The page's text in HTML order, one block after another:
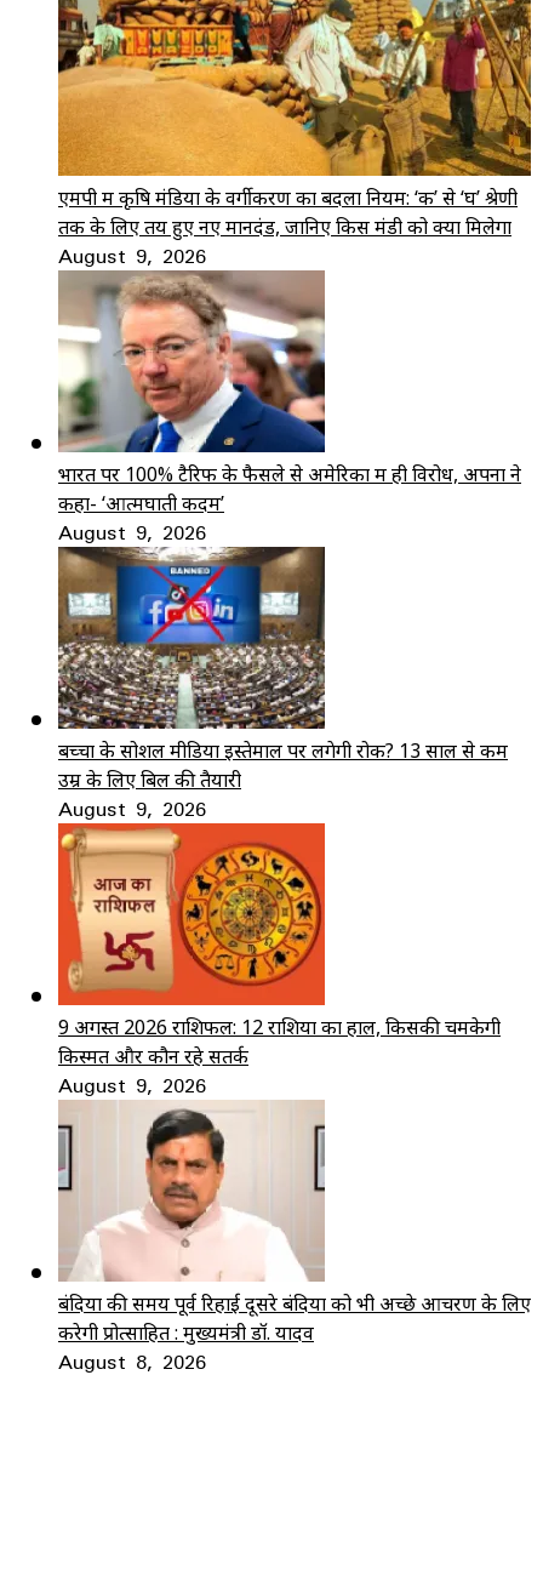
एमपी में कृषि मंडियों के वर्गीकरण का बदला नियम: ‘क’ से ‘घ’ श्रेणी
तक के लिए तय हुए नए मानदंड, जानिए किस मंडी को क्या मिलेगा
August 9, 2026
भारत पर 100% टैरिफ के फैसले से अमेरिका में ही विरोध, अपनों ने
कहा- ‘आत्मघाती कदम’
August 9, 2026
बच्चों के सोशल मीडिया इस्तेमाल पर लगेगी रोक? 13 साल से कम
उम्र के लिए बिल की तैयारी
August 9, 2026
9 अगस्त 2026 राशिफल: 12 राशियों का हाल, किसकी चमकेगी
किस्मत और कौन रहे सतर्क
August 9, 2026
बंदियों की समय पूर्व रिहाई दूसरे बंदियों को भी अच्छे आचरण के लिए
करेगी प्रोत्साहित : मुख्यमंत्री डॉ. यादव
August 8, 2026